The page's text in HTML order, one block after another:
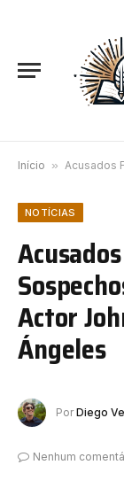
Início » Acusados
NOTÍCIAS
Actor
Ángeles
Por Diego
Nenhum